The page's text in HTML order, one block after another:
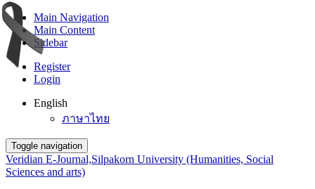
Main Navigation
Main Content
Sidebar
Register
Login
English
ภาษาไทย
Toggle navigation
Veridian E-Journal,Silpakorn University (Humanities, Social
Sciences and arts)